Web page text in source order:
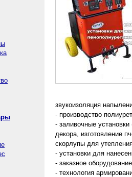
звукоизоляция
- производство
- заливочные
декора, изготовление
скорлупы для
- установки для
- заказное
- технология